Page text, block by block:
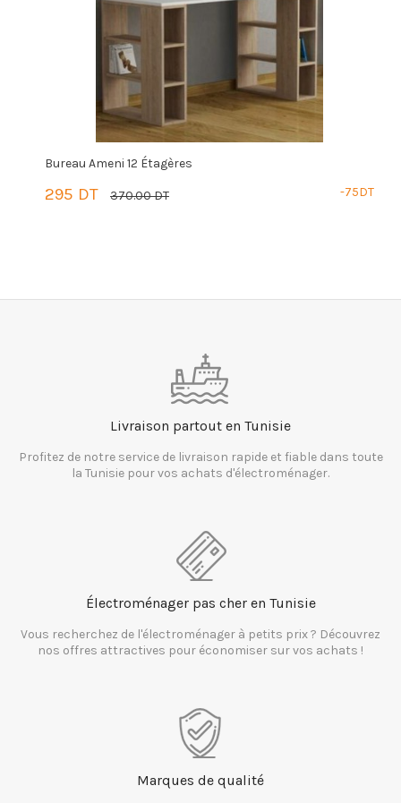
Bureau Ameni 12 Étagères
295 DT 370.00 DT -75DT
PANIER
Livraison partout en Tunisie
Profitez de notre service de livraison rapide et fiable dans toute
la Tunisie pour vos achats d'électroménager.
Électroménager pas cher en Tunisie
Vous recherchez de l'électroménager à petits prix ? Découvrez
nos offres attractives pour économiser sur vos achats !
Marques de qualité